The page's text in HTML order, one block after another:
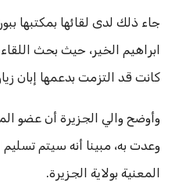
جاء ذلك لدى لقائها بمكتبها
ابراهيم الخير، حيث بحث
كانت قد التزمت بدعمها إبان
وأوضح والي الجزيرة أن عضو
وعدت به، مبينا أنه سيتم
المعنية بولاية الجزيرة.